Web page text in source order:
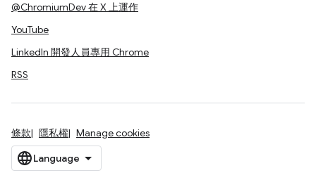
@ChromiumDev 在 X 上運作
YouTube
LinkedIn 開發人員專用 Chrome
RSS
條款 隱私權 Manage cookies